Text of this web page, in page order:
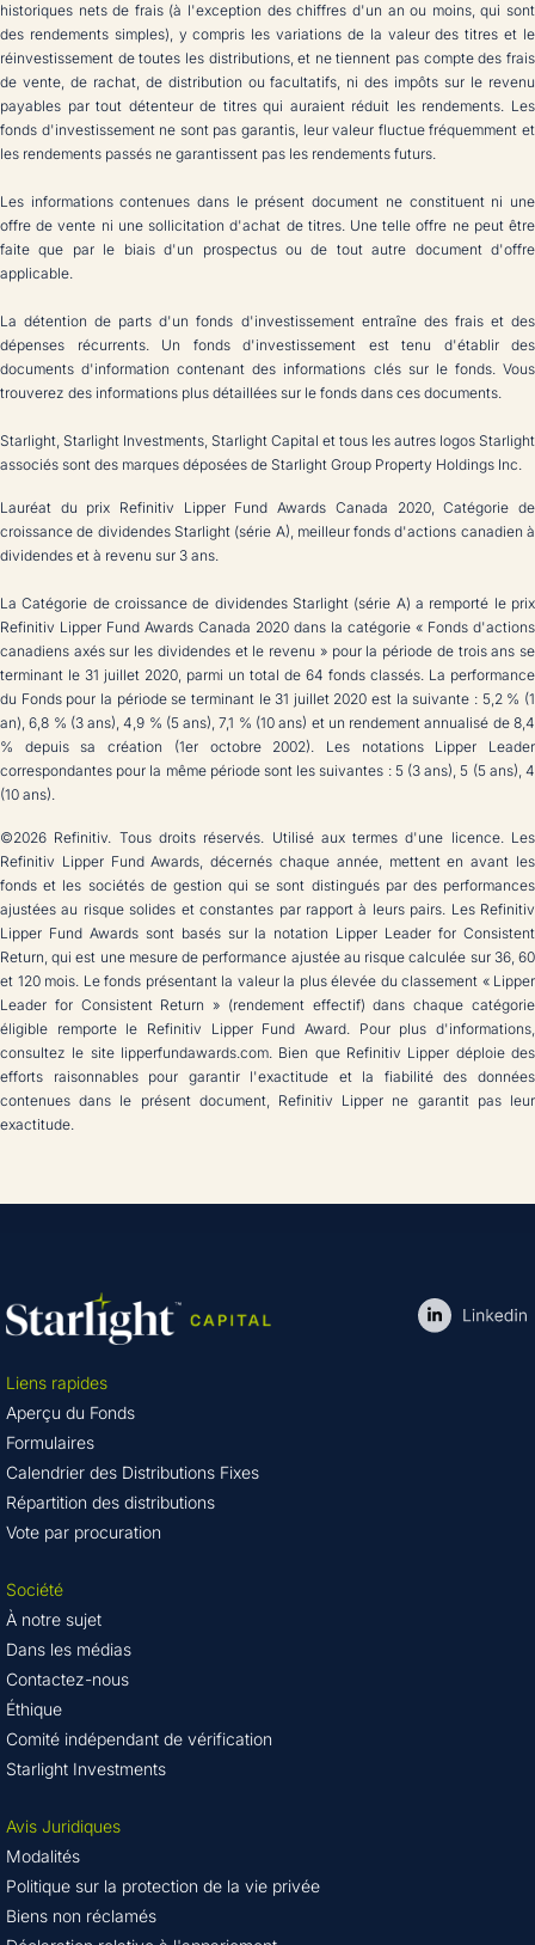
historiques nets de frais (à l'exception des chiffres d'un an ou moins, qui sont
des rendements simples), y compris les variations de la valeur des titres et le
réinvestissement de toutes les distributions, et ne tiennent pas compte des frais
de vente, de rachat, de distribution ou facultatifs, ni des impôts sur le revenu
payables par tout détenteur de titres qui auraient réduit les rendements. Les
fonds d'investissement ne sont pas garantis, leur valeur fluctue fréquemment et
les rendements passés ne garantissent pas les rendements futurs.
Les informations contenues dans le présent document ne constituent ni une
offre de vente ni une sollicitation d'achat de titres. Une telle offre ne peut être
faite que par le biais d'un prospectus ou de tout autre document d'offre
applicable.
La détention de parts d'un fonds d'investissement entraîne des frais et des
dépenses récurrents. Un fonds d'investissement est tenu d'établir des
documents d'information contenant des informations clés sur le fonds. Vous
trouverez des informations plus détaillées sur le fonds dans ces documents.
Starlight, Starlight Investments, Starlight Capital et tous les autres logos Starlight
associés sont des marques déposées de Starlight Group Property Holdings Inc.
Lauréat du prix Refinitiv Lipper Fund Awards Canada 2020, Catégorie de
croissance de dividendes Starlight (série A), meilleur fonds d'actions canadien à
dividendes et à revenu sur 3 ans.
La Catégorie de croissance de dividendes Starlight (série A) a remporté le prix
Refinitiv Lipper Fund Awards Canada 2020 dans la catégorie « Fonds d'actions
canadiens axés sur les dividendes et le revenu » pour la période de trois ans se
terminant le 31 juillet 2020, parmi un total de 64 fonds classés. La performance
du Fonds pour la période se terminant le 31 juillet 2020 est la suivante : 5,2 % (1
an), 6,8 % (3 ans), 4,9 % (5 ans), 7,1 % (10 ans) et un rendement annualisé de 8,4
% depuis sa création (1er octobre 2002). Les notations Lipper Leader
correspondantes pour la même période sont les suivantes : 5 (3 ans), 5 (5 ans), 4
(10 ans).
©2026 Refinitiv. Tous droits réservés. Utilisé aux termes d'une licence. Les
Refinitiv Lipper Fund Awards, décernés chaque année, mettent en avant les
fonds et les sociétés de gestion qui se sont distingués par des performances
ajustées au risque solides et constantes par rapport à leurs pairs. Les Refinitiv
Lipper Fund Awards sont basés sur la notation Lipper Leader for Consistent
Return, qui est une mesure de performance ajustée au risque calculée sur 36, 60
et 120 mois. Le fonds présentant la valeur la plus élevée du classement « Lipper
Leader for Consistent Return » (rendement effectif) dans chaque catégorie
éligible remporte le Refinitiv Lipper Fund Award. Pour plus d'informations,
consultez le site lipperfundawards.com. Bien que Refinitiv Lipper déploie des
efforts raisonnables pour garantir l'exactitude et la fiabilité des données
contenues dans le présent document, Refinitiv Lipper ne garantit pas leur
exactitude.
Liens rapides
Aperçu du Fonds
Formulaires
Calendrier des Distributions Fixes
Répartition des distributions
Vote par procuration
Société
À notre sujet
Dans les médias
Contactez-nous
Éthique
Comité indépendant de vérification
Starlight Investments
Avis Juridiques
Modalités
Politique sur la protection de la vie privée
Biens non réclamés